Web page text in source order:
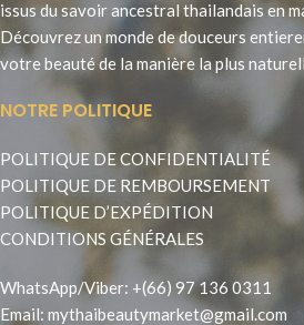
issus du savoir ancestral thailandais en
Découvrez un monde de douceurs
votre beauté de la manière la plus
NOTRE POLITIQUE
POLITIQUE DE CONFIDENTIALITÉ
POLITIQUE DE REMBOURSEMENT
POLITIQUE D’EXPÉDITION
CONDITIONS GÉNÉRALES
WhatsApp/Viber: +(66) 97 136 0311
Email: mythaibeautymarket@gmail.com